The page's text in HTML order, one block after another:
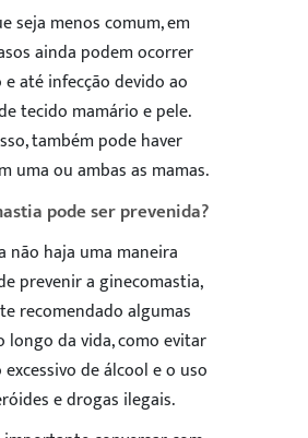
seja menos comum, em
ainda podem ocorrer
até infecção devido ao
tecido mamário e pele.
também pode haver
uma ou ambas as mamas.
pode ser prevenida?
não haja uma maneira
prevenir a ginecomastia,
recomendado algumas
longo da vida, como evitar
de álcool e o uso
e drogas ilegais.